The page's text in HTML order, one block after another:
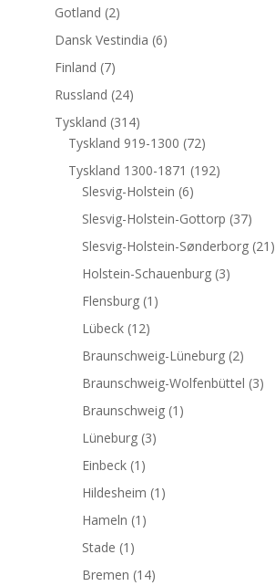
Gotland (2)
Dansk Vestindia (6)
Finland (7)
Russland (24)
Tyskland (314)
Tyskland 919-1300 (72)
Tyskland 1300-1871 (192)
Slesvig-Holstein (6)
Slesvig-Holstein-Gottorp (37)
Slesvig-Holstein-Sønderborg (21)
Holstein-Schauenburg (3)
Flensburg (1)
Lübeck (12)
Braunschweig-Lüneburg (2)
Braunschweig-Wolfenbüttel (3)
Braunschweig (1)
Lüneburg (3)
Einbeck (1)
Hildesheim (1)
Hameln (1)
Stade (1)
Bremen (14)